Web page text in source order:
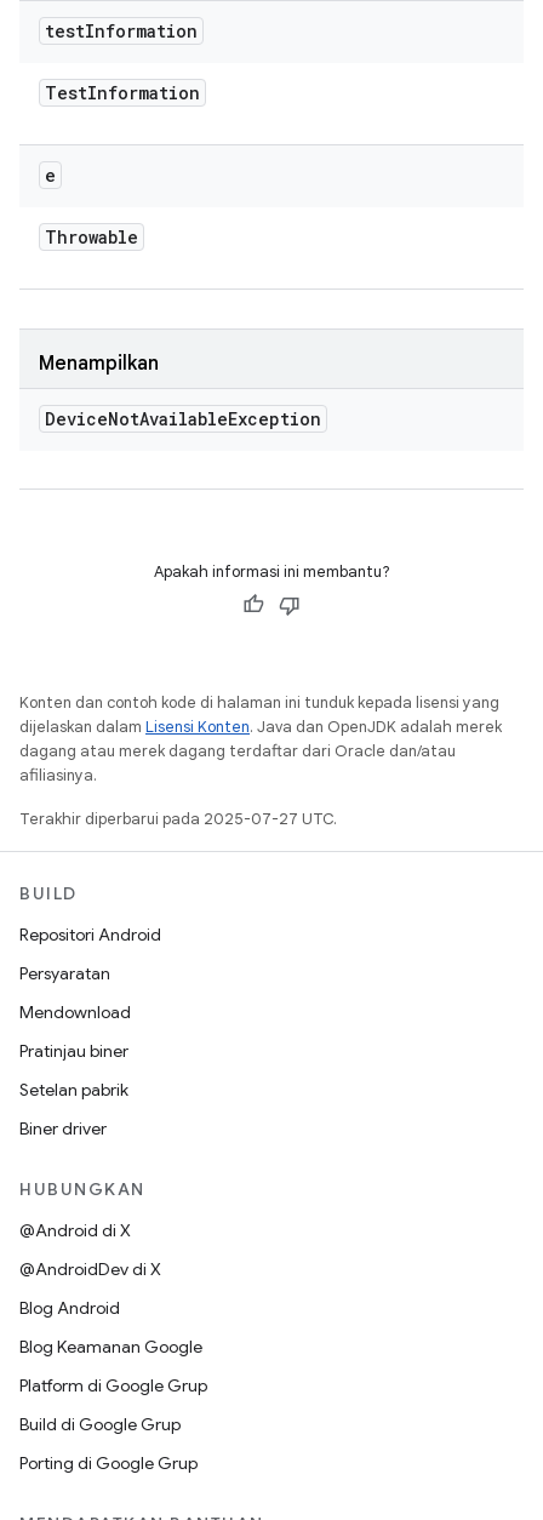
testInformation
TestInformation
e
Throwable
Menampilkan
DeviceNotAvailableException
Apakah informasi ini membantu?
Konten dan contoh kode di halaman ini tunduk kepada lisensi yang
dijelaskan dalam Lisensi Konten. Java dan OpenJDK adalah merek
dagang atau merek dagang terdaftar dari Oracle dan/atau
afiliasinya.
Terakhir diperbarui pada 2025-07-27 UTC.
BUILD
Repositori Android
Persyaratan
Mendownload
Pratinjau biner
Setelan pabrik
Biner driver
HUBUNGKAN
@Android di X
@AndroidDev di X
Blog Android
Blog Keamanan Google
Platform di Google Grup
Build di Google Grup
Porting di Google Grup